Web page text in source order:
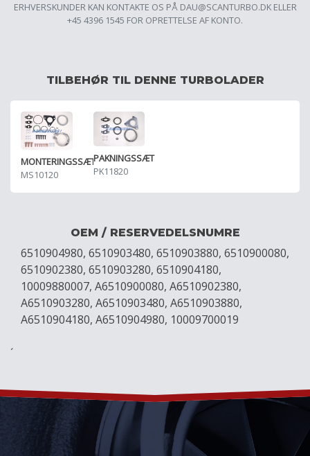
ERHVERSKUNDER KAN KONTAKTE OS PÅ DAU@SCANTURBO.DKELLER
+45 4396 1545 FOR OPRETTELSE AF KONTO.
TILBEHØR TIL DENNE TURBOLADER
MONTERINGSSÆT
MS10120
PAKNINGSSÆT
PK11820
OEM / RESERVEDELSNUMRE
6510904980, 6510903480, 6510903880, 6510900080,
6510902380, 6510903280, 6510904180,
10009880007, A6510900080, A6510902380,
A6510903280, A6510903480, A6510903880,
A6510904180, A6510904980, 10009700019
´